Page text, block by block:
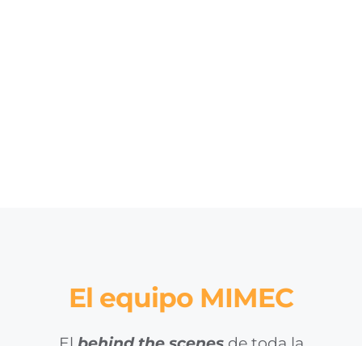
El equipo MIMEC